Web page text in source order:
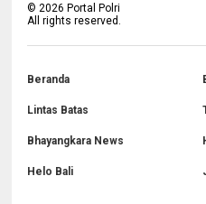
©2026 Portal Polri
All rights reserved.
Beranda
Lintas Batas
Bhayangkara News
Helo Bali